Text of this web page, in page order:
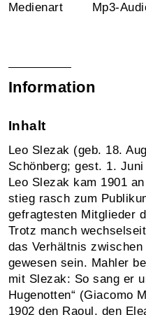
Medienart Mp3-
Information
Inhalt
Leo Slezak (geb. 18.
Schönberg; gest. 1.
Leo Slezak kam 1901
stieg rasch zum
gefragtesten Mitglieder
Trotz manch
das Verhältnis
gewesen sein. Mahler
mit Slezak: So sang er
Hugenotten“ (Giacomo
1902 den Raoul, den